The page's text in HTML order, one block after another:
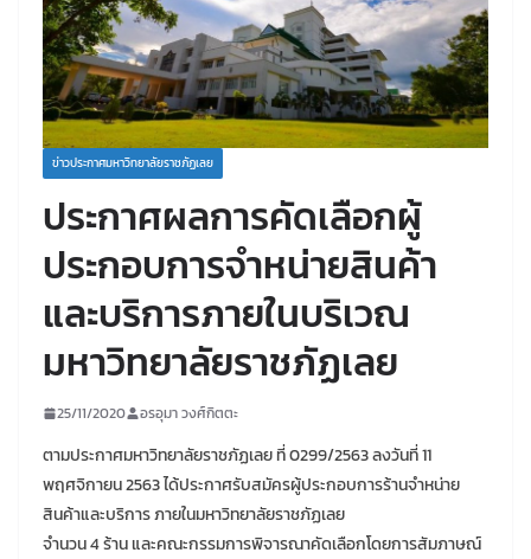
ข่าวประกาศมหาวิทยาลัยราชภัฏเลย
ประกาศผลการคัดเลือกผู้
ประกอบการจำหน่ายสินค้า
และบริการภายในบริเวณ
มหาวิทยาลัยราชภัฏเลย
25/11/2020 อรอุมา วงศ์กิตตะ
ตามประกาศมหาวิทยาลัยราชภัฏเลย ที่ 0299/2563 ลงวันที่ 11
พฤศจิกายน 2563 ได้ประกาศรับสมัครผู้ประกอบการร้านจำหน่าย
สินค้าและบริการ ภายในมหาวิทยาลัยราชภัฏเลย
จำนวน 4 ร้าน และคณะกรรมการพิจารณาคัดเลือกโดยการสัมภาษณ์